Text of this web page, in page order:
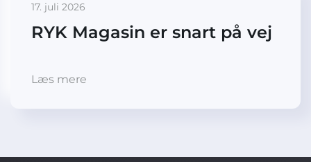
17. juli 2026
RYK Magasin er snart på vej
Læs mere